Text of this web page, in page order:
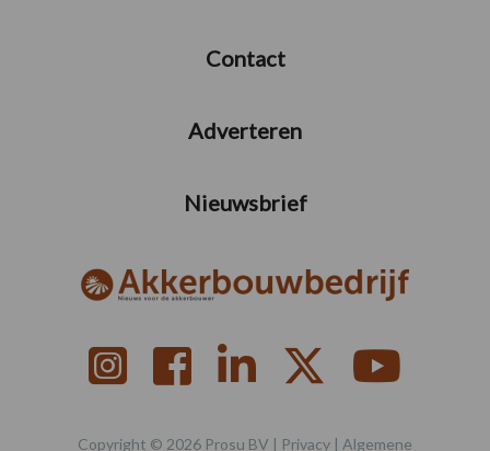
Contact
Adverteren
Nieuwsbrief
Copyright © 2026 Prosu BV | Privacy | Algemene